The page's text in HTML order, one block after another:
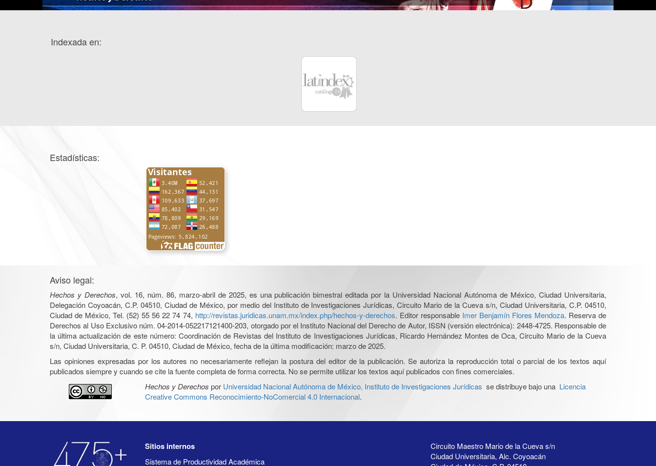
Indexada en:
Estadísticas:
Aviso legal:
Hechos y Derechos, vol. 16, núm. 86, marzo-abril de 2025, es una publicación bimestral editada por la Universidad Nacional Autónoma de México, Ciudad Universitaria,
Delegación Coyoacán, C.P. 04510, Ciudad de México, por medio del Instituto de Investigaciones Jurídicas, Circuito Mario de la Cueva s/n, Ciudad Universitaria, C.P. 04510,
Ciudad de México, Tel. (52) 55 56 22 74 74, http://revistas.juridicas.unam.mx/index.php/hechos-y-derechos. Editor responsable Imer Benjamín Flores Mendoza. Reserva de
Derechos al Uso Exclusivo núm. 04-2014-052217121400-203, otorgado por el Instituto Nacional del Derecho de Autor, ISSN (versión electrónica): 2448-4725. Responsable de
la última actualización de este número: Coordinación de Revistas del Instituto de Investigaciones Jurídicas, Ricardo Hernández Montes de Oca, Circuito Mario de la Cueva
s/n, Ciudad Universitaria, C. P. 04510, Ciudad de México, fecha de la última modificación: marzo de 2025.
Las opiniones expresadas por los autores no necesariamente reflejan la postura del editor de la publicación. Se autoriza la reproducción total o parcial de los textos aquí
publicados siempre y cuando se cite la fuente completa de forma correcta. No se permite utilizar los textos aquí publicados con fines comerciales.
Hechos y Derechos por Universidad Nacional Autónoma de México, Instituto de Investigaciones Jurídicas se distribuye bajo una Licencia
Creative Commons Reconocimiento-NoComercial 4.0 Internacional.
Sitios internos
Sistema de Productividad Académica
Circuito Maestro Mario de la Cueva s/n
Ciudad Universitaria, Alc. Coyoacán